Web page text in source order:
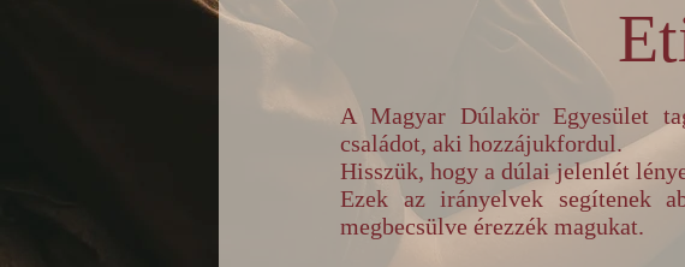
A Magyar Dúlakör Egyesület
családot, aki hozzájukfordul.
Hisszük, hogy a dúlai jelenlét
Ezek az irányelvek segítenek
megbecsülve érezzék magukat.